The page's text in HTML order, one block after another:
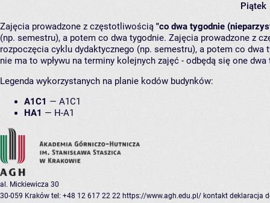
Piątek
Zajęcia prowadzone z częstotliwością "co dwa tygodnie
(np. semestru), a potem co dwa tygodnie. Zajęcia prowadzone z
rozpoczęcia cyklu dydaktycznego (np. semestru), a potem co
nie ma to wpływu na terminy kolejnych zajęć - odbędą się one
Legenda wykorzystanych na planie kodów budynków:
A1C1 — A1C1
HA1 — H-A1
al. Mickiewicza 30
30-059 Kraków tel: +48 12 617 22 22 https://www.agh.edu.pl/ kontakt deklaracja